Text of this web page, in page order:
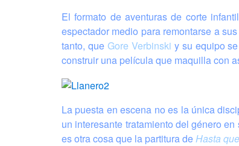
El formato de aventuras de corte
espectador medio para remontarse a
tanto, que Gore Verbinski y su equipo
construir una película que maquilla con
La puesta en escena no es la única
un interesante tratamiento del género
es otra cosa que la partitura deHasta